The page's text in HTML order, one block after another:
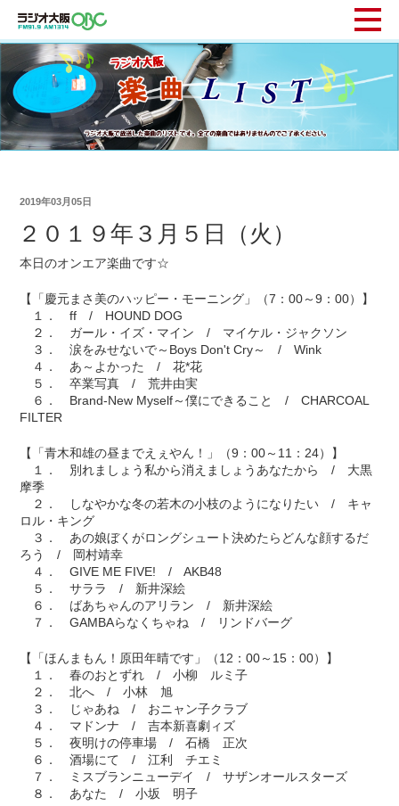
2019年03月05日
２０１９年３月５日（火）
本日のオンエア楽曲です☆
【「慶元まさ美のハッピー・モーニング」（7：00～9：00）】
１． ff / HOUND DOG
２． ガール・イズ・マイン / マイケル・ジャクソン
３． 涙をみせないで～Boys Don't Cry～ / Wink
４． あ～よかった / 花*花
５． 卒業写真 / 荒井由実
６． Brand-New Myself～僕にできること / CHARCOAL
FILTER
【「青木和雄の昼までえぇやん！」（9：00～11：24）】
１． 別れましょう私から消えましょうあなたから / 大黒
摩季
２． しなやかな冬の若木の小枝のようになりたい / キャ
ロル・キング
３． あの娘ぼくがロングシュート決めたらどんな顔するだ
ろう / 岡村靖幸
４． GIVE ME FIVE! / AKB48
５． サララ / 新井深絵
６． ばあちゃんのアリラン / 新井深絵
７． GAMBAらなくちゃね / リンドバーグ
【「ほんまもん！原田年晴です」（12：00～15：00）】
１． 春のおとずれ / 小柳 ルミ子
２． 北へ / 小林 旭
３． じゃあね / おニャン子クラブ
４． マドンナ / 吉本新喜劇ィズ
５． 夜明けの停車場 / 石橋 正次
６． 酒場にて / 江利 チエミ
７． ミスブランニューデイ / サザンオールスターズ
８． あなた / 小坂 明子